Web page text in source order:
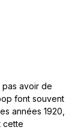
pas avoir de
font souvent
années 1920,
cette